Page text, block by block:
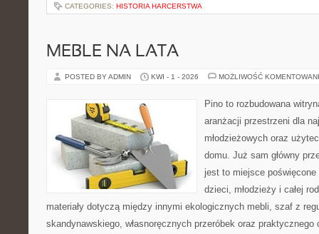
CATEGORIES: HISTORIA HARCERSTWA
MEBLE NA LATA
POSTED BY ADMIN KWI - 1 - 2026 MOŻLIWOŚĆ
Pino to rozbudowana
aranżacji przestrzeni dla
młodzieżowych oraz
domu. Już sam główny
jest to miejsce
dzieci, młodzieży i całej
materiały dotyczą między innymi ekologicznych mebli, szaf z
skandynawskiego, własnoręcznych przeróbek oraz